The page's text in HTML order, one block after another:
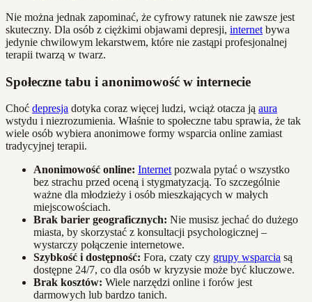
Nie można jednak zapominać, że cyfrowy ratunek nie zawsze jest
skuteczny. Dla osób z ciężkimi objawami depresji, internet bywa
jedynie chwilowym lekarstwem, które nie zastąpi profesjonalnej
terapii twarzą w twarz.
Społeczne tabu i anonimowość w internecie
Choć depresja dotyka coraz więcej ludzi, wciąż otacza ją aura
wstydu i niezrozumienia. Właśnie to społeczne tabu sprawia, że tak
wiele osób wybiera anonimowe formy wsparcia online zamiast
tradycyjnej terapii.
Anonimowość online: Internet pozwala pytać o wszystko
bez strachu przed oceną i stygmatyzacją. To szczególnie
ważne dla młodzieży i osób mieszkających w małych
miejscowościach.
Brak barier geograficznych: Nie musisz jechać do dużego
miasta, by skorzystać z konsultacji psychologicznej –
wystarczy połączenie internetowe.
Szybkość i dostępność: Fora, czaty czy grupy wsparcia są
dostępne 24/7, co dla osób w kryzysie może być kluczowe.
Brak kosztów: Wiele narzędzi online i forów jest
darmowych lub bardzo tanich.